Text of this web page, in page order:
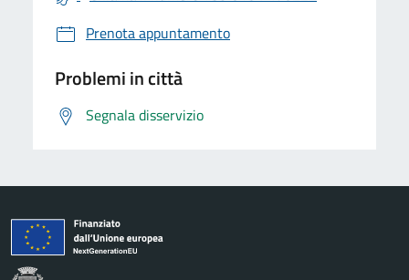
Prenota appuntamento
Problemi in città
Segnala disservizio